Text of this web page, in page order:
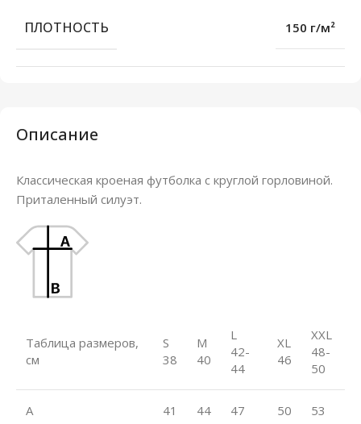
Описание
Классическая кроеная футболка с круглой горловиной.
Приталенный силуэт.
Таблица размеров,
см
S
38
M
40
L
42-
44
XL
46
XXL
48-
50
A 41 44 47 50 53
ПЛОТНОСТЬ 150 г/м²